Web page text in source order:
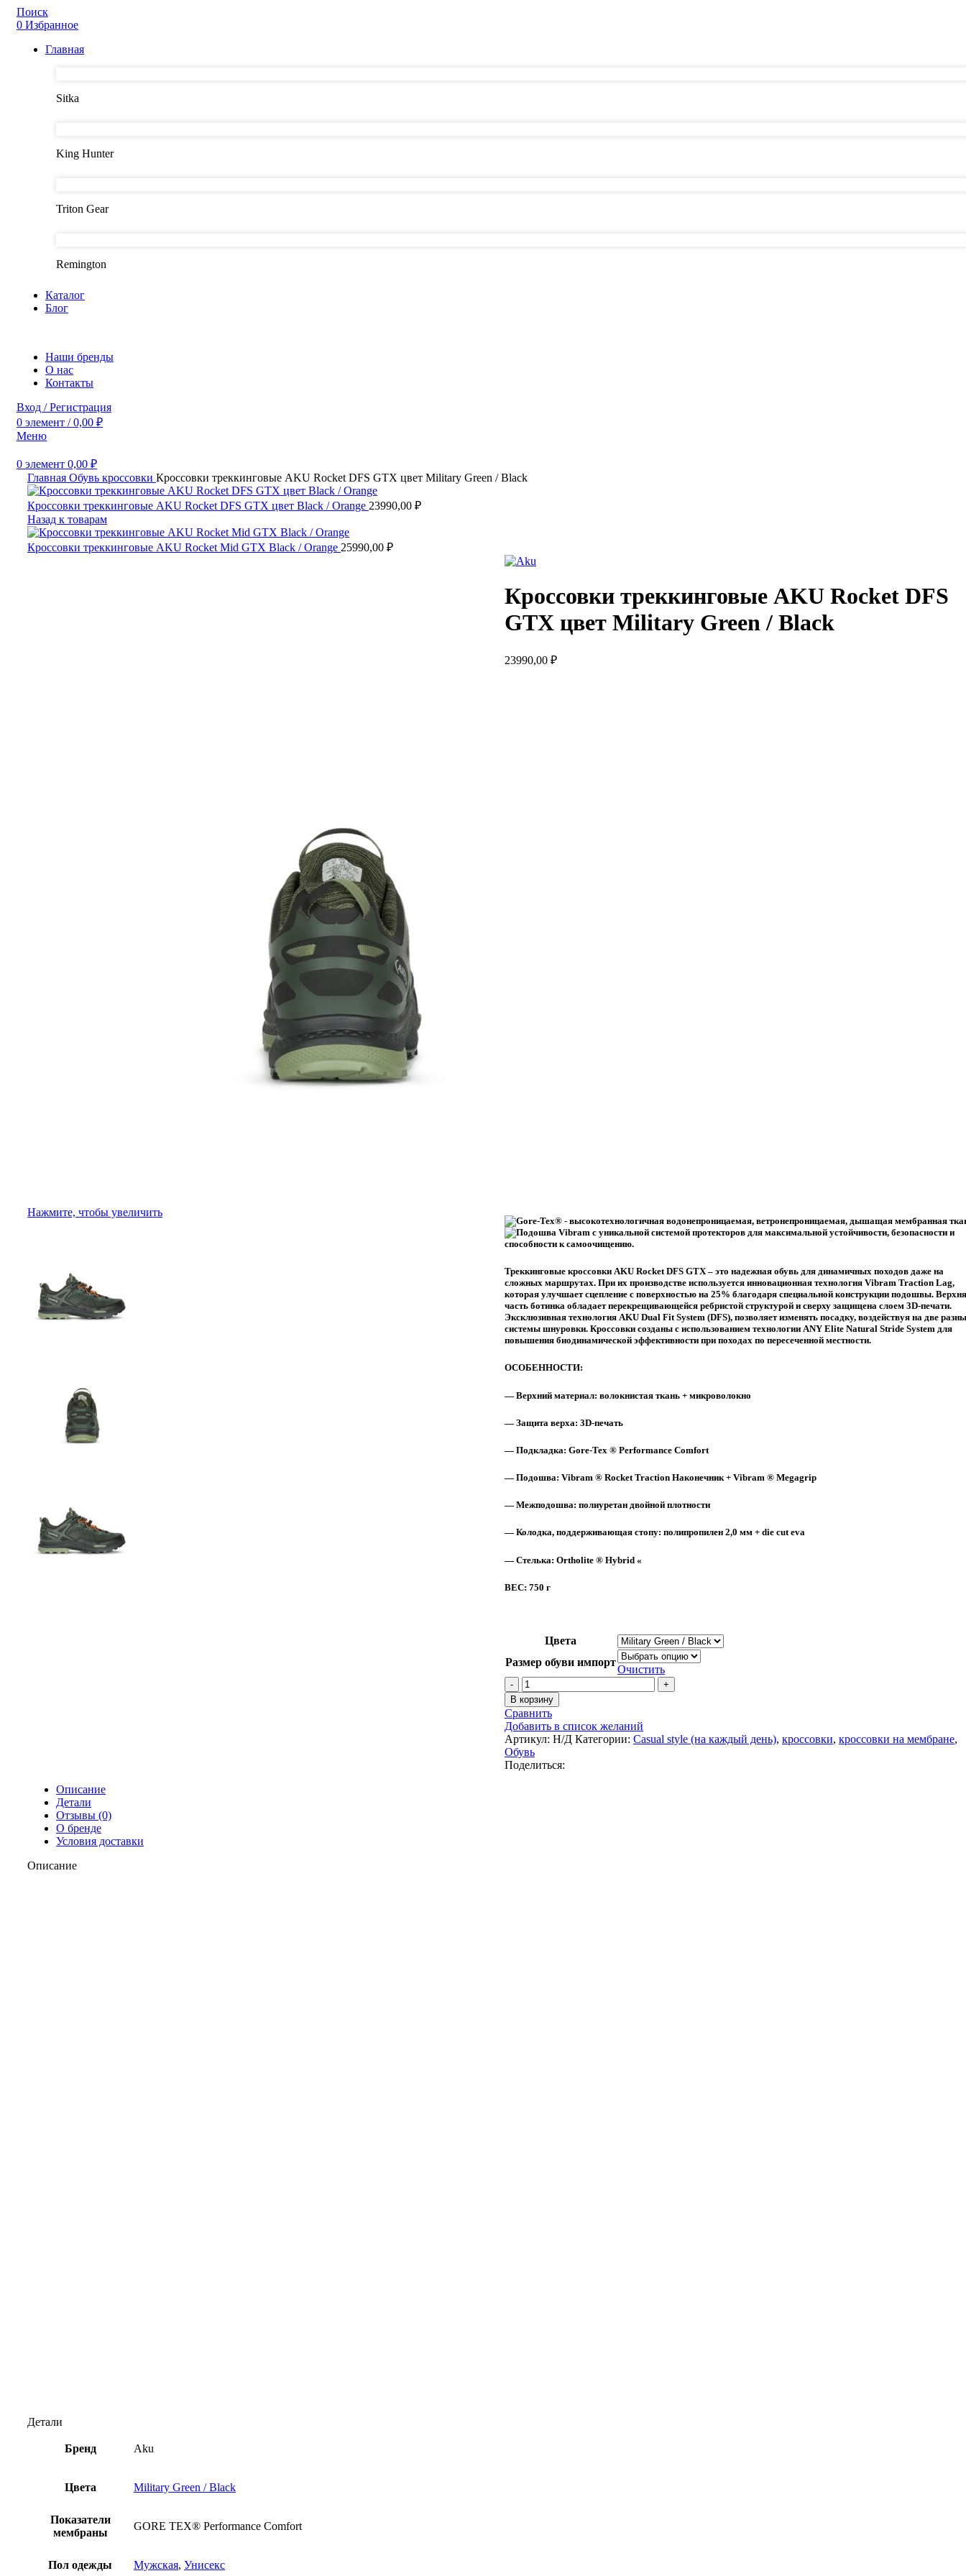
Поиск
0 Избранное
Главная
Sitka
King Hunter
Triton Gear
Remington
Каталог
Блог
Наши бренды
О нас
Контакты
Вход / Регистрация
0 элемент / 0,00 ₽
Меню
0 элемент 0,00 ₽
Главная Обувь кроссовки Кроссовки треккинговые AKU Rocket DFS GTX цвет Military Green / Black
Кроссовки треккинговые AKU Rocket DFS GTX цвет Black / Orange 23990,00 ₽
Назад к товарам
Кроссовки треккинговые AKU Rocket Mid GTX Black / Orange 25990,00 ₽
Нажмите, чтобы увеличить
Кроссовки треккинговые AKU Rocket DFS
GTX цвет Military Green / Black
23990,00 ₽
Треккинговые кроссовки AKU Rocket DFS GTX – это надежная обувь для динамичных походов даже на
сложных маршрутах. При их производстве используется инновационная технология Vibram Traction Lag,
которая улучшает сцепление с поверхностью на 25% благодаря специальной конструкции подошвы.
часть ботинка обладает перекрещивающейся ребристой структурой и сверху защищена слоем 3D-печати.
Эксклюзивная технология AKU Dual Fit System (DFS), позволяет изменять посадку, воздействуя на две
системы шнуровки. Кроссовки созданы с использованием технологии ANY Elite Natural Stride System для
повышения биодинамической эффективности при походах по пересеченной местности.
ОСОБЕННОСТИ:
— Верхний материал: волокнистая ткань + микроволокно
— Защита верха: 3D-печать
— Подкладка: Gore-Tex ® Performance Comfort
— Подошва: Vibram ® Rocket Traction Наконечник + Vibram ® Megagrip
— Межподошва: полиуретан двойной плотности
— Колодка, поддерживающая стопу: полипропилен 2,0 мм + die cut eva
— Стелька: Ortholite ® Hybrid «
ВЕС: 750 г
Цвета
Размер обуви импорт
Очистить
Количество
товара
Кроссовки
треккинговые
AKU
Rocket
DFS
GTX
В корзину
Сравнить
Добавить в список желаний
Артикул: Н/Д Категории: Casual style (на каждый день), кроссовки, кроссовки на мембране,
Обувь
Поделиться:
Описание
Детали
Отзывы (0)
О бренде
Условия доставки
Описание
Детали
Бренд Aku
Цвета Military Green / Black
Показатели
мембраны
GORE TEX® Performance Comfort
Пол одежды Мужская, Унисекс